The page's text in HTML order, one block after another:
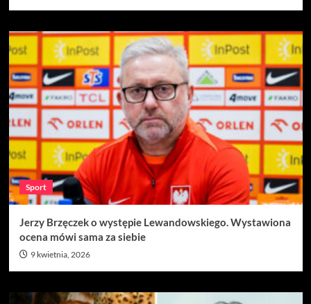
Sport
Jerzy Brzęczek o występie Lewandowskiego. Wystawiona
ocena mówi sama za siebie
9 kwietnia, 2026